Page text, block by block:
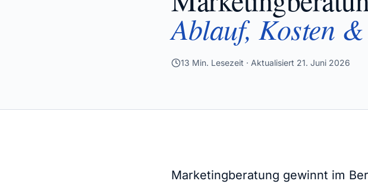
Ablauf, Kosten
13 Min. Lesezeit · Aktualisiert 21. Juni 2026
Marketingberatung gewinnt im